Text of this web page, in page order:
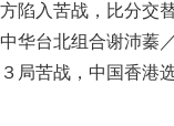
陷入苦战，比分交
华台北组合谢沛蓁
局苦战，中国香港